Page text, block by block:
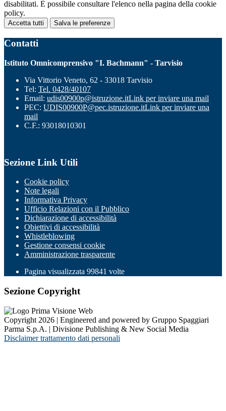
disabilitati. È possibile consultare l'elenco nella pagina della cookie
policy.
Accetta tutti Salva le preferenze
Contatti
Istituto Omnicomprensivo "I. Bachmann" - Tarvisio
Via Vittorio Veneto, 62 - 33018 Tarvisio
Tel: Tel. 0428/40107
Email: udis00900p@istruzione.itLink per inviare una mail
PEC: UDIS00900P@pec.istruzione.itLink per inviare una
mail
C.F.: 93018010301
Sezione Link Utili
Cookie policy
Note legali
Informativa Privacy
Ufficio Relazioni con il Pubblico
Dichiarazione di accessibilità
Obiettivi di accessibilità
Whistleblowing
Gestione consensi cookie
Amministrazione trasparente
Pagina visualizzata 99841 volte
Sezione Copyright
Copyright 2026 | Engineered and powered by Gruppo Spaggiari
Parma S.p.A. | Divisione Publishing & New Social Media
Disclaimer trattamento dati personali